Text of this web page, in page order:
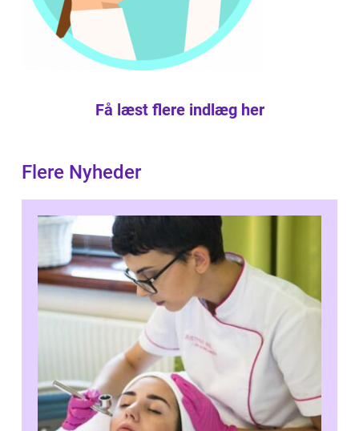
Få læst flere indlæg her
Flere Nyheder